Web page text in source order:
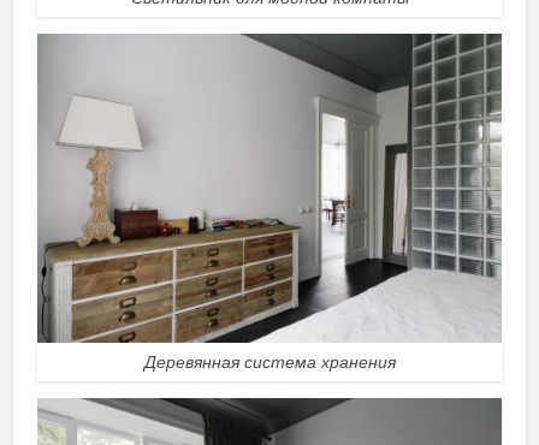
Деревянная система хранения